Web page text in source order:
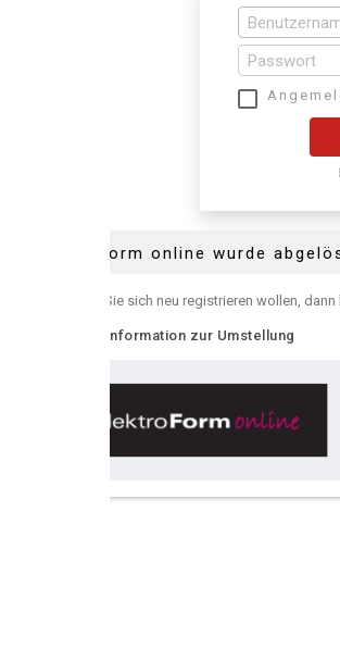
Angemeldet bleiben
Passwort
online wurde abgelöst durch
sich neu registrieren wollen, dann benützen Sie
zur Umstellung